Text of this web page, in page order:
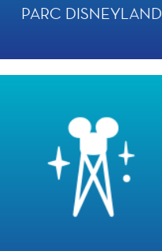
PARC DISNEYLAND
DISNEY ADVENTURE WORLD
· 16 mars 2002 - Parc Walt Disney Studios
· 25 hectares
· 14 attractions